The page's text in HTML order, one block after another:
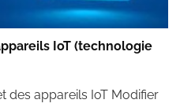
IoT (technologie
des appareils IoT Modifier